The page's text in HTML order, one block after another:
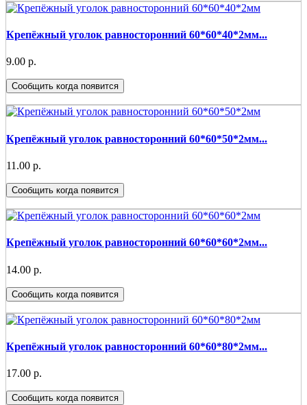
Крепёжный уголок равносторонний 60*60*40*2мм...
9.00 р.
Сообщить когда появится
Крепёжный уголок равносторонний 60*60*50*2мм...
11.00 р.
Сообщить когда появится
Крепёжный уголок равносторонний 60*60*60*2мм...
14.00 р.
Сообщить когда появится
Крепёжный уголок равносторонний 60*60*80*2мм...
17.00 р.
Сообщить когда появится